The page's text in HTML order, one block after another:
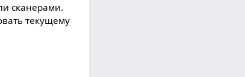
сканерами.
текущему